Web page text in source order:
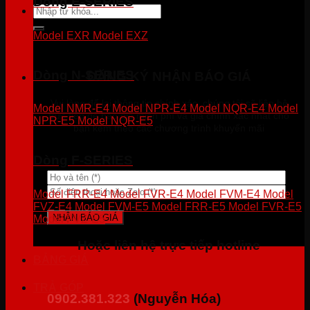
Tìm
kiếm:
Vui lòng để lại thông tin chính xác, chúng tôi sẽ liên hệ
trực tiếp để báo giá miễn phí và giá chính xác nhất cho
bạn kèm theo các chương trình khuyến mãi
Hoặc liên hệ trực tiếp hotline
0902.381.323 (Nguyễn Hóa)
Model EXR Model EXZ
Model NMR-E4 Model NPR-E4 Model NQR-E4 Model
NPR-E5 Model NQR-E5
Model FRR-E4 Model FVR-E4 Model FVM-E4 Model
FVZ-E4 Model FVM-E5 Model FRR-E5 Model FVR-E5
Model FVZ-E5